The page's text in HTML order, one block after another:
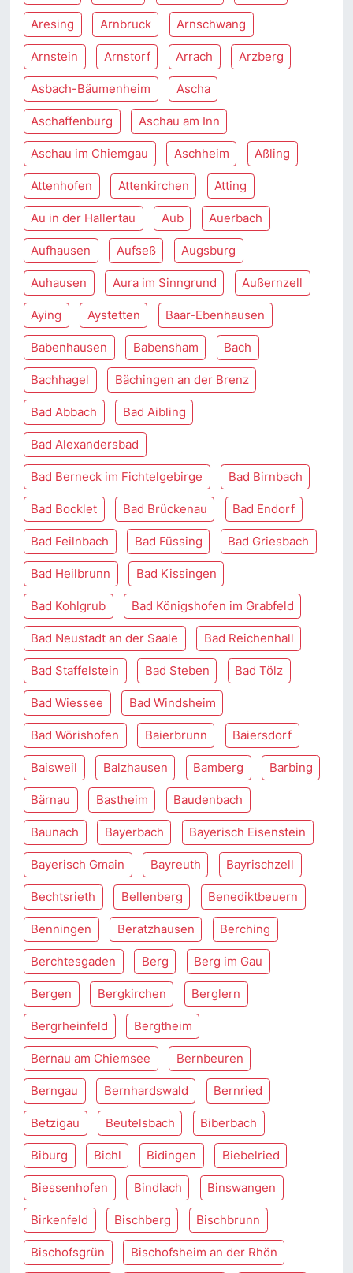
Aresing Arnbruck Arnschwang
Arnstein Arnstorf Arrach Arzberg
Asbach-Bäumenheim Ascha
Aschaffenburg Aschau am Inn
Aschau im Chiemgau Aschheim Aßling
Attenhofen Attenkirchen Atting
Au in der Hallertau Aub Auerbach
Aufhausen Aufseß Augsburg
Auhausen Aura im Sinngrund Außernzell
Aying Aystetten Baar-Ebenhausen
Babenhausen Babensham Bach
Bachhagel Bächingen an der Brenz
Bad Abbach Bad Aibling
Bad Alexandersbad
Bad Berneck im Fichtelgebirge Bad Birnbach
Bad Bocklet Bad Brückenau Bad Endorf
Bad Feilnbach Bad Füssing Bad Griesbach
Bad Heilbrunn Bad Kissingen
Bad Kohlgrub Bad Königshofen im Grabfeld
Bad Neustadt an der Saale Bad Reichenhall
Bad Staffelstein Bad Steben Bad Tölz
Bad Wiessee Bad Windsheim
Bad Wörishofen Baierbrunn Baiersdorf
Baisweil Balzhausen Bamberg Barbing
Bärnau Bastheim Baudenbach
Baunach Bayerbach Bayerisch Eisenstein
Bayerisch Gmain Bayreuth Bayrischzell
Bechtsrieth Bellenberg Benediktbeuern
Benningen Beratzhausen Berching
Berchtesgaden Berg Berg im Gau
Bergen Bergkirchen Berglern
Bergrheinfeld Bergtheim
Bernau am Chiemsee Bernbeuren
Berngau Bernhardswald Bernried
Betzigau Beutelsbach Biberbach
Biburg Bichl Bidingen Biebelried
Biessenhofen Bindlach Binswangen
Birkenfeld Bischberg Bischbrunn
Bischofsgrün Bischofsheim an der Rhön